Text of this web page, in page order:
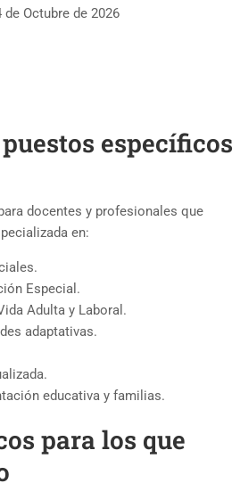
Octubre de 2026
específicos
docentes y profesionales que
en:
Especial.
Adulta y Laboral.
adaptativas.
educativa y familias.
para los que